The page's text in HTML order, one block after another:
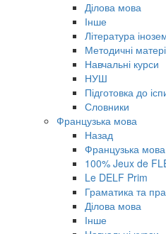
Ділова мова
Інше
Література
Методичні
Навчальні курси
НУШ
Підготовка до
Словники
Французька мова
Назад
Французька мова
100% Jeux de
Le DELF Prim
Граматика та
Ділова мова
Інше